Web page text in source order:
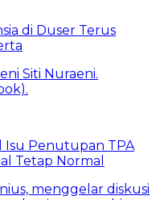
di Duser Terus
Isu Penutupan TPA
Tetap Normal